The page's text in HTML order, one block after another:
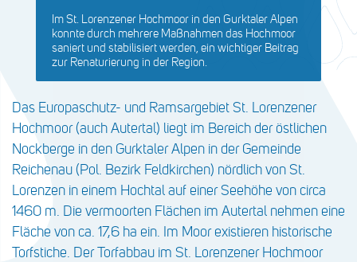
Im St. Lorenzener Hochmoor in den Gurktaler Alpen
konnte durch mehrere Maßnahmen das Hochmoor
saniert und stabilisiert werden, ein wichtiger Beitrag
zur Renaturierung in der Region.
Das Europaschutz- und Ramsargebiet St. Lorenzener
Hochmoor (auch Autertal) liegt im Bereich der östlichen
Nockberge in den Gurktaler Alpen in der Gemeinde
Reichenau (Pol. Bezirk Feldkirchen) nördlich von St.
Lorenzen in einem Hochtal auf einer Seehöhe von circa
1460 m. Die vermoorten Flächen im Autertal nehmen eine
Fläche von ca. 17,6 ha ein. Im Moor existieren historische
Torfstiche. Der Torfabbau im St. Lorenzener Hochmoor